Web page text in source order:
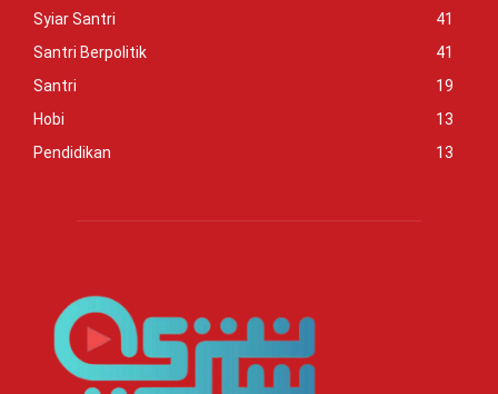
Syiar Santri
41
Santri Berpolitik
41
Santri
19
Hobi
13
Pendidikan
13